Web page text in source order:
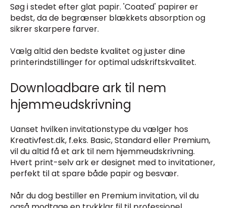
Søg i stedet efter glat papir. 'Coated' papirer er
bedst, da de begrænser blækkets absorption og
sikrer skarpere farver.
Vælg altid den bedste kvalitet og juster dine
printerindstillinger for optimal udskriftskvalitet.
Downloadbare ark til nem
hjemmeudskrivning
Uanset hvilken invitationstype du vælger hos
Kreativfest.dk, f.eks. Basic, Standard eller Premium,
vil du altid få et ark til nem hjemmeudskrivning.
Hvert print-selv ark er designet med to invitationer,
perfekt til at spare både papir og besvær.
Når du dog bestiller en Premium invitation, vil du